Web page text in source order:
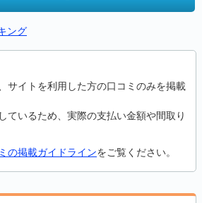
ング
サイトを利用した方の口コミのみを掲載
ているため、実際の支払い金額や間取り
の掲載ガイドラインをご覧ください。